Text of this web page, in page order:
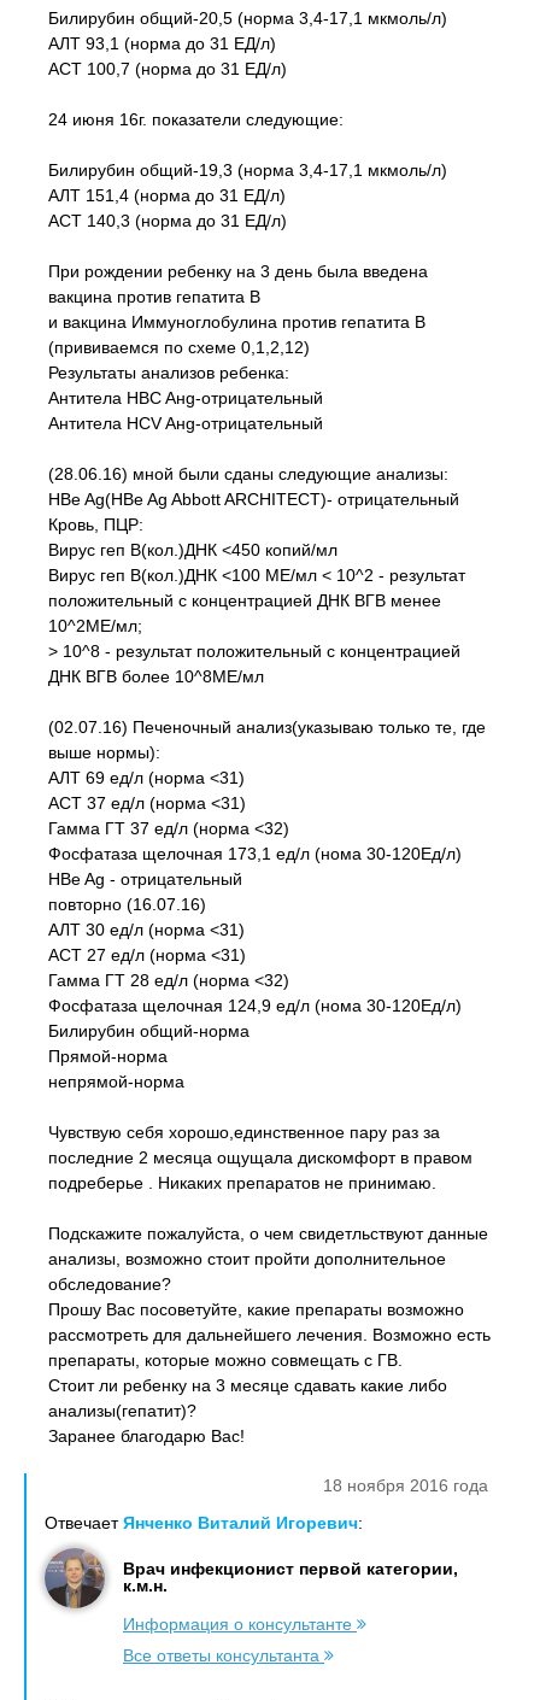
Билирубин общий-20,5 (норма 3,4-17,1 мкмоль/л)
АЛТ 93,1 (норма до 31 ЕД/л)
АСТ 100,7 (норма до 31 ЕД/л)
24 июня 16г. показатели следующие:
Билирубин общий-19,3 (норма 3,4-17,1 мкмоль/л)
АЛТ 151,4 (норма до 31 ЕД/л)
АСТ 140,3 (норма до 31 ЕД/л)
При рождении ребенку на 3 день была введена
вакцина против гепатита В
и вакцина Иммуноглобулина против гепатита В
(прививаемся по схеме 0,1,2,12)
Результаты анализов ребенка:
Антитела HBC Aнg-отрицательный
Антитела HCV Aнg-отрицательный
(28.06.16) мной были сданы следующие анализы:
HBe Ag(HBe Ag Abbott ARCHITECT)- отрицательный
Кровь, ПЦР:
Вирус геп В(кол.)ДНК <450 копий/мл
Вирус геп В(кол.)ДНК <100 МЕ/мл < 10^2 - результат
положительный с концентрацией ДНК ВГВ менее
10^2МЕ/мл;
> 10^8 - результат положительный с концентрацией
ДНК ВГВ более 10^8МЕ/мл
(02.07.16) Печеночный анализ(указываю только те, где
выше нормы):
АЛТ 69 ед/л (норма <31)
АСТ 37 ед/л (норма <31)
Гамма ГТ 37 ед/л (норма <32)
Фосфатаза щелочная 173,1 ед/л (нома 30-120Ед/л)
HBe Ag - отрицательный
повторно (16.07.16)
АЛТ 30 ед/л (норма <31)
АСТ 27 ед/л (норма <31)
Гамма ГТ 28 ед/л (норма <32)
Фосфатаза щелочная 124,9 ед/л (нома 30-120Ед/л)
Билирубин общий-норма
Прямой-норма
непрямой-норма
Чувствую себя хорошо,единственное пару раз за
последние 2 месяца ощущала дискомфорт в правом
подреберье . Никаких препаратов не принимаю.
Подскажите пожалуйста, о чем свидетльствуют данные
анализы, возможно стоит пройти дополнительное
обследование?
Прошу Вас посоветуйте, какие препараты возможно
рассмотреть для дальнейшего лечения. Возможно есть
препараты, которые можно совмещать с ГВ.
Стоит ли ребенку на 3 месяце сдавать какие либо
анализы(гепатит)?
Заранее благодарю Вас!
18 ноября 2016 года
ОтвечаетЯнченко Виталий Игоревич:
Врач инфекционист первой категории,
к.м.н.
Информация о консультанте
Все ответы консультанта